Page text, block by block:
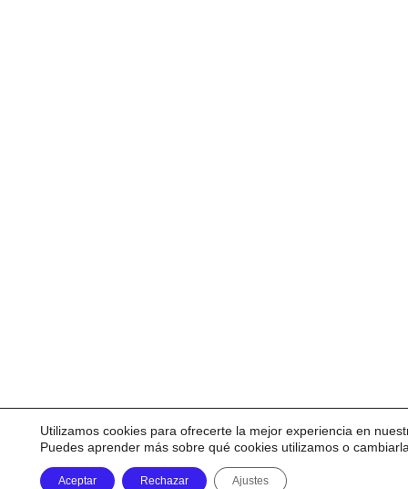
Utilizamos cookies para ofrecerte la mejor experiencia en
Puedes aprender más sobre qué cookies utilizamos o
Aceptar Rechazar Ajustes